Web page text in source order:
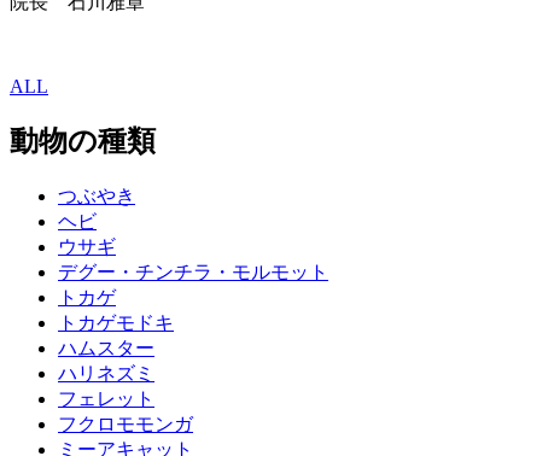
ALL
動物の種類
つぶやき
ヘビ
ウサギ
デグー・チンチラ・モルモット
トカゲ
トカゲモドキ
ハムスター
ハリネズミ
フェレット
フクロモモンガ
ミーアキャット